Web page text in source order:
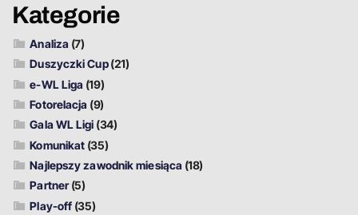
Kategorie
Analiza (7)
Duszyczki Cup(21)
e-WL Liga (19)
Fotorelacja (9)
Gala WL Ligi (34)
Komunikat (35)
Najlepszy zawodnik miesiąca (18)
Partner(5)
Play-off (35)